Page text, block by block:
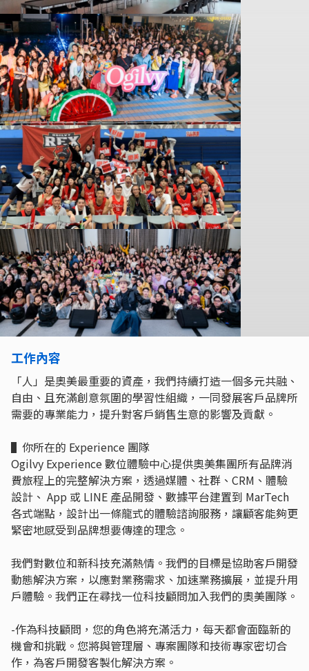
工作內容
「人」是奧美最重要的資產，我們持續打造一個多元共融、
自由、且充滿創意氛圍的學習性組織，一同發展客戶品牌所
需要的專業能力，提升對客戶銷售生意的影響及貢獻。
▌你所在的 Experience 團隊
Ogilvy Experience 數位體驗中心提供奧美集團所有品牌消
費旅程上的完整解決方案，透過媒體、社群、CRM、體驗
設計、 App 或 LINE 產品開發、數據平台建置到 MarTech
各式端點，設計出一條龍式的體驗諮詢服務，讓顧客能夠更
緊密地感受到品牌想要傳達的理念。
我們對數位和新科技充滿熱情。我們的目標是協助客戶開發
動態解決方案，以應對業務需求、加速業務擴展，並提升用
戶體驗。我們正在尋找一位科技顧問加入我們的奧美團隊。
-作為科技顧問，您的角色將充滿活力，每天都會面臨新的
機會和挑戰。您將與管理層、專案團隊和技術專家密切合
作，為客戶開發客製化解決方案。